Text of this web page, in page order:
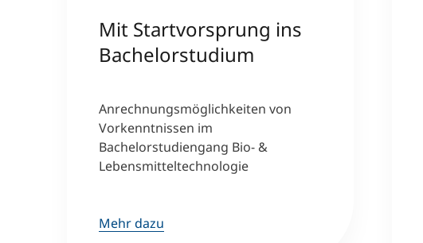
Mit Startvorsprung ins
Bachelorstudium
Anrechnungsmöglichkeiten von
Vorkenntnissen im
Bachelorstudiengang Bio- &
Lebensmitteltechnologie
Mehr dazu